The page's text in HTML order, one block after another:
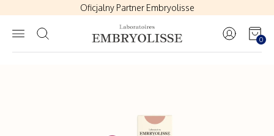
Oficjalny Partner Embryolisse
Zapisz się na listę odbiorców newslettera i otrzymaj rabat na zakupy
Polityka Zwrotów|Dostawy
Oficjalny Partner Embryolisse
Zapisz się na listę odbiorców newslettera i otrzymaj rabat na zakupy
Polityka Zwrotów|Dostawy
0